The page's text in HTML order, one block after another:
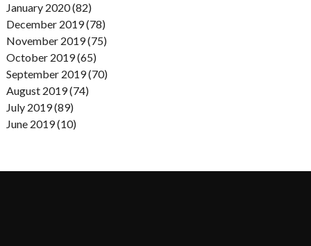
January 2020 (82)
December 2019 (78)
November 2019 (75)
October 2019 (65)
September 2019 (70)
August 2019 (74)
July 2019 (89)
June 2019 (10)